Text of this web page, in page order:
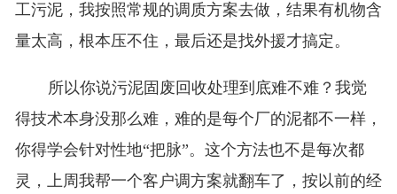
工污泥，我按照常规的调质方案去做，结果有机物含
量太高，根本压不住，最后还是找外援才搞定。
所以你说污泥固废回收处理到底难不难？我觉
得技术本身没那么难，难的是每个厂的泥都不一样，
你得学会针对性地“把脉”。这个方法也不是每次都
灵，上周我帮一个客户调方案就翻车了，按以前的经